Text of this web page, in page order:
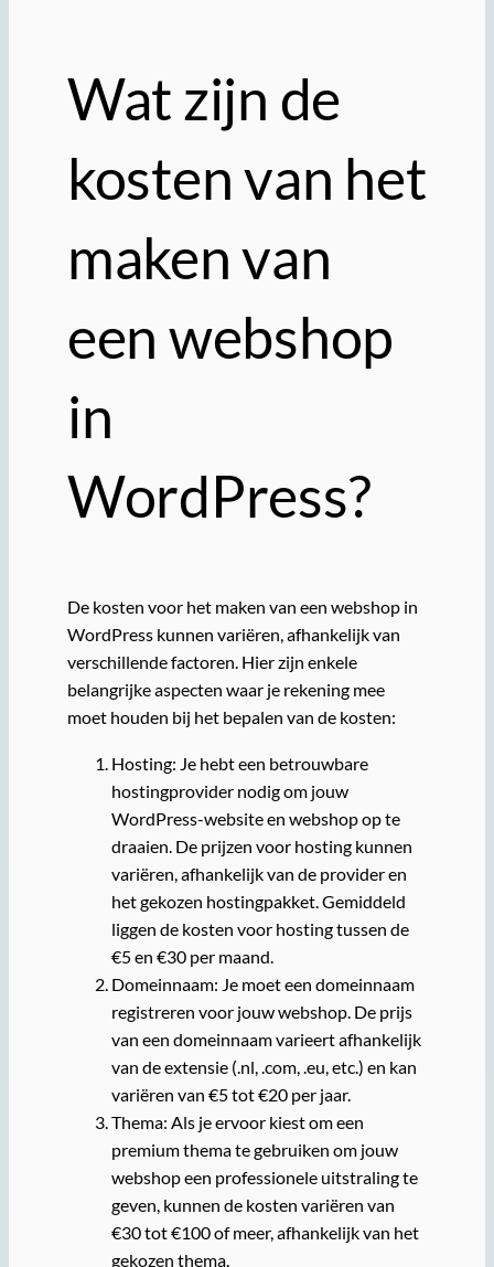
Wat zijn de
kosten van het
maken van
een webshop
in
WordPress?
De kosten voor het maken van een webshop in
WordPress kunnen variëren, afhankelijk van
verschillende factoren. Hier zijn enkele
belangrijke aspecten waar je rekening mee
moet houden bij het bepalen van de kosten:
Hosting: Je hebt een betrouwbare
hostingprovider nodig om jouw
WordPress-website en webshop op te
draaien. De prijzen voor hosting kunnen
variëren, afhankelijk van de provider en
het gekozen hostingpakket. Gemiddeld
liggen de kosten voor hosting tussen de
€5 en €30 per maand.
Domeinnaam: Je moet een domeinnaam
registreren voor jouw webshop. De prijs
van een domeinnaam varieert afhankelijk
van de extensie (.nl, .com, .eu, etc.) en kan
variëren van €5 tot €20 per jaar.
Thema: Als je ervoor kiest om een
premium thema te gebruiken om jouw
webshop een professionele uitstraling te
geven, kunnen de kosten variëren van
€30 tot €100 of meer, afhankelijk van het
gekozen thema.